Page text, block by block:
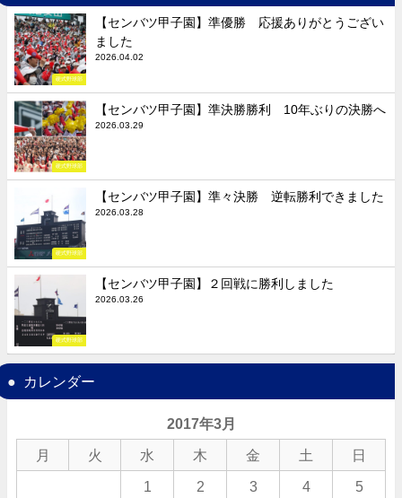
硬式野球部
【センバツ甲子園】準優勝 応援ありがとうござい
ました
2026.04.02
硬式野球部
【センバツ甲子園】準決勝勝利 10年ぶりの決勝へ
2026.03.29
硬式野球部
【センバツ甲子園】準々決勝 逆転勝利できました
2026.03.28
硬式野球部
【センバツ甲子園】２回戦に勝利しました
2026.03.26
カレンダー
2017年3月
月 火 水 木 金 土 日
1 2 3 4 5